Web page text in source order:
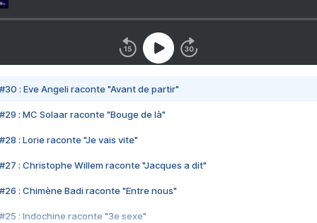
#30 : Eve Angeli raconte "Avant de partir"
#29 : MC Solaar raconte "Bouge de là"
#28 : Lorie raconte "Je vais vite"
#27 : Christophe Willem raconte "Jacques a dit"
#26 : Chimène Badi raconte "Entre nous"
#25 : Indochine raconte "3e sexe"